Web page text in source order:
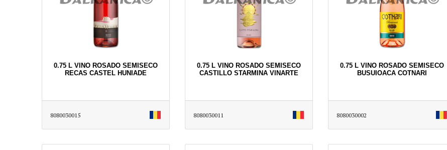
0.75 L VINO ROSADO SEMISECO
RECAS CASTEL HUNIADE
8080030015
0.75 L VINO ROSADO SEMISECO
CASTILLO STARMINA VINARTE
8080030011
0.75 L VINO ROSADO SEMISECO
BUSUIOACA COTNARI
8080030002